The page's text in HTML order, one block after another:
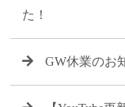
た！
GW休業のお